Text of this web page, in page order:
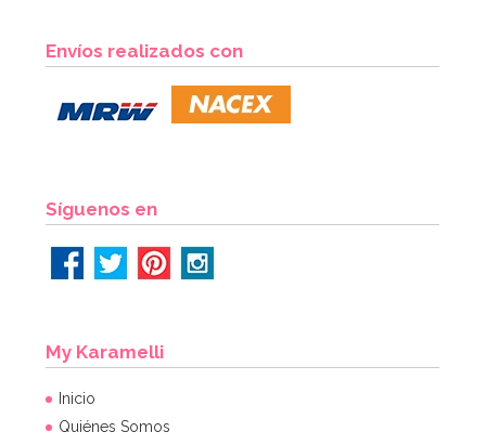
Envíos realizados con
Síguenos en
My Karamelli
Inicio
Quiénes Somos